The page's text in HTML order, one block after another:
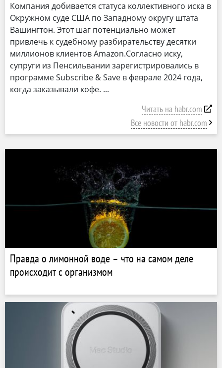
Компания добивается статуса коллективного иска в
Окружном суде США по Западному округу штата
Вашингтон. Этот шаг потенциально может
привлечь к судебному разбирательству десятки
миллионов клиентов Amazon.Согласно иску,
супруги из Пенсильвании зарегистрировались в
программе Subscribe & Save в феврале 2024 года,
когда заказывали кофе.
Читать на habr.com
Все новости от habr.com
Правда о лимонной воде – что на самом деле
происходит с организмом